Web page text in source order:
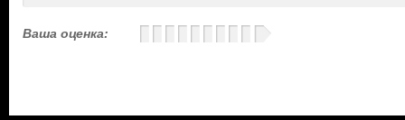
Ваша оценка: